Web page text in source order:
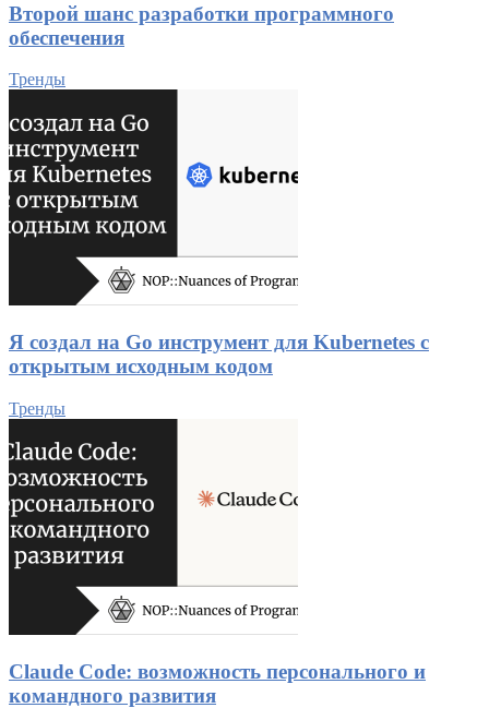
Второй шанс разработки программного
обеспечения
Тренды
Я создал на Go инструмент для Kubernetes с
открытым исходным кодом
Тренды
Claude Code: возможность персонального и
командного развития